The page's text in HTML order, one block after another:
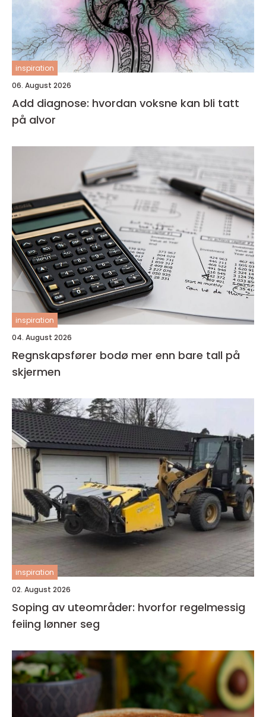
inspiration
06. August 2026
Add diagnose: hvordan voksne kan bli tatt
på alvor
inspiration
04. August 2026
Regnskapsfører bodø mer enn bare tall på
skjermen
inspiration
02. August 2026
Soping av uteområder: hvorfor regelmessig
feiing lønner seg